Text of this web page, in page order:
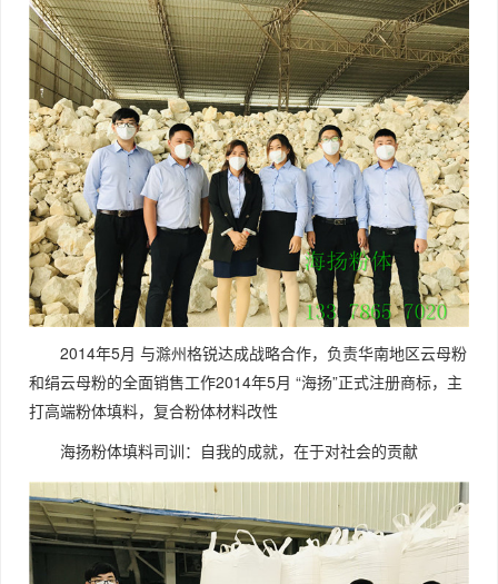
2014年5月 与滁州格锐达成战略合作，负责华南地区云母粉
和绢云母粉的全面销售工作2014年5月 “海扬”正式注册商标，主
打高端粉体填料，复合粉体材料改性
海扬粉体填料司训：自我的成就，在于对社会的贡献